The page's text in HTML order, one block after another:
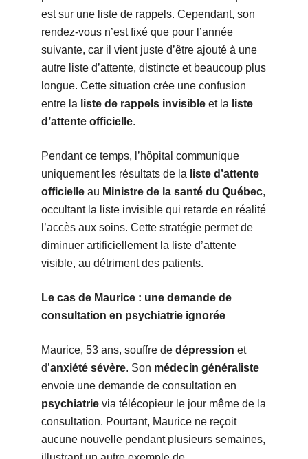
est sur une liste de rappels. Cependant, son
rendez-vous n’est fixé que pour l’année
suivante, car il vient juste d’être ajouté à une
autre liste d’attente, distincte et beaucoup plus
longue. Cette situation crée une confusion
entre la liste de rappels invisibleet la liste
d’attente officielle.
Pendant ce temps, l’hôpital communique
uniquement les résultats de la liste d’attente
officielleau Ministre de la santé du Québec,
occultant la liste invisible qui retarde en réalité
l’accès aux soins. Cette stratégie permet de
diminuer artificiellement la liste d’attente
visible, au détriment des patients.
Le cas de Maurice : une demande de
consultation en psychiatrie ignorée
Maurice, 53 ans, souffre de dépression et
d’anxiété sévère. Son médecin généraliste
envoie une demande de consultation en
psychiatrievia télécopieur le jour même de la
consultation. Pourtant, Maurice ne reçoit
aucune nouvelle pendant plusieurs semaines,